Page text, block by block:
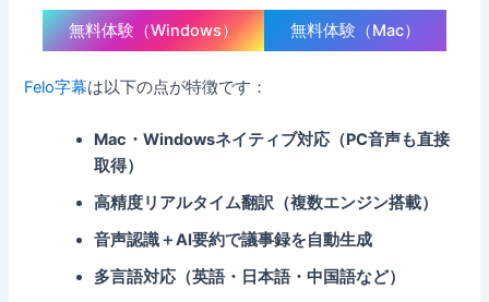
無料体験（Windows） 無料体験（Mac）
Felo字幕は以下の点が特徴です：
Mac・Windowsネイティブ対応（PC音声も直接
取得）
高精度リアルタイム翻訳（複数エンジン搭載）
音声認識＋AI要約で議事録を自動生成
多言語対応（英語・日本語・中国語など）